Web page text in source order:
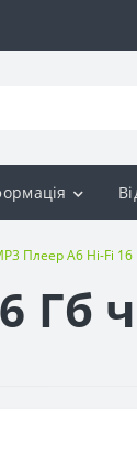
Плеер A6 Hi-Fi